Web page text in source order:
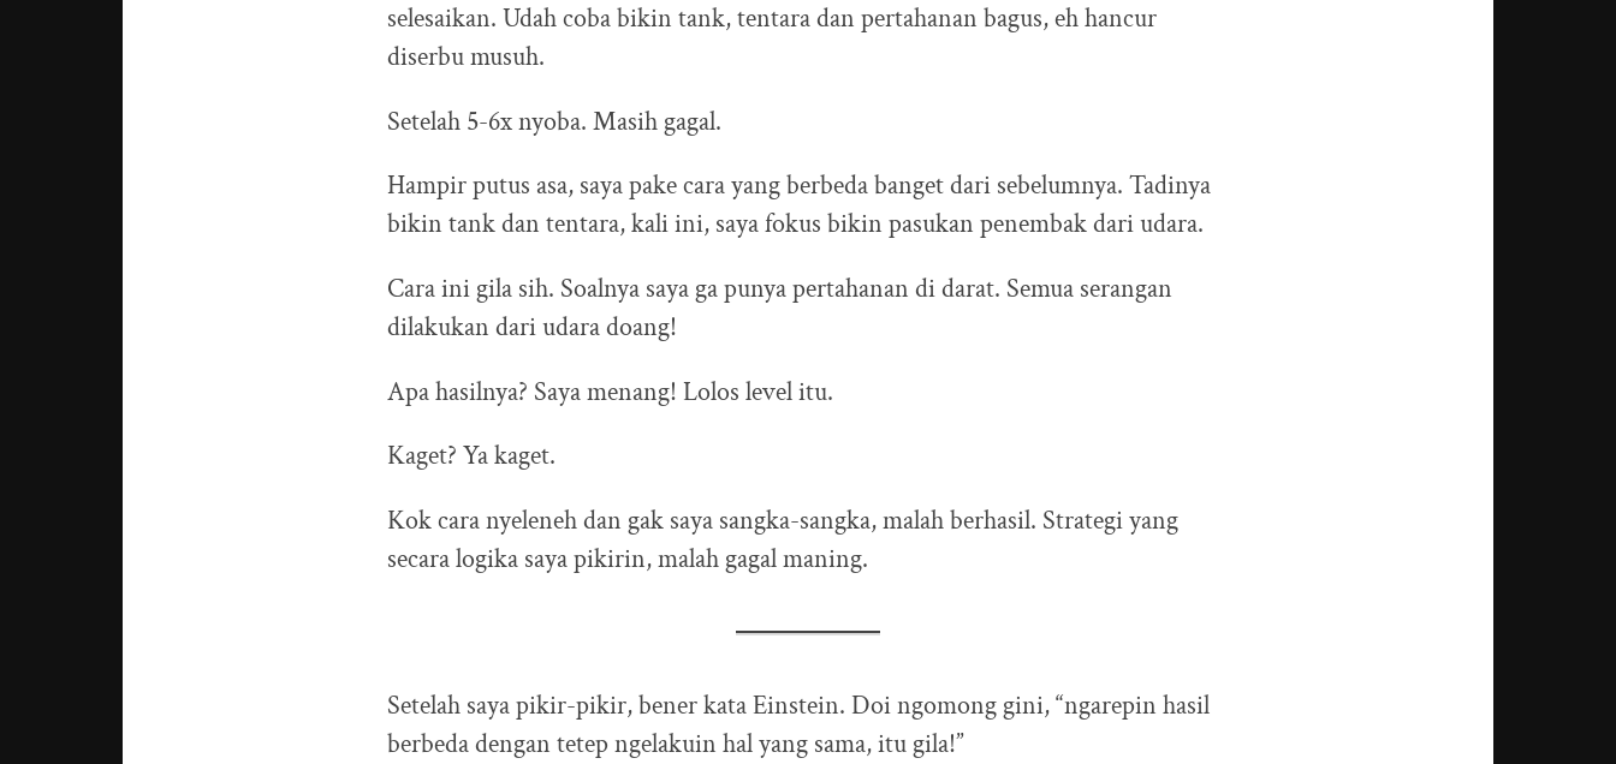
selesaikan. Udah coba bikin tank, tentara dan pertahanan bagus, eh hancur
diserbu musuh.
Setelah 5-6x nyoba. Masih gagal.
Hampir putus asa, saya pake cara yang berbeda banget dari sebelumnya. Tadinya
bikin tank dan tentara, kali ini, saya fokus bikin pasukan penembak dari udara.
Cara ini gila sih. Soalnya saya ga punya pertahanan di darat. Semua serangan
dilakukan dari udara doang!
Apa hasilnya? Saya menang! Lolos level itu.
Kaget? Ya kaget.
Kok cara nyeleneh dan gak saya sangka-sangka, malah berhasil. Strategi yang
secara logika saya pikirin, malah gagal maning.
Setelah saya pikir-pikir, bener kata Einstein. Doi ngomong gini, “ngarepin hasil
berbeda dengan tetep ngelakuin hal yang sama, itu gila!”